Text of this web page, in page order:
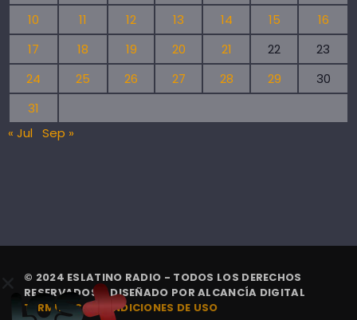
10
11 12 13 14 15
16
17
18 19 20 21 22
23
24
25 26 27 28 29
30
31
« Jul
Sep »
© 2024 ESLATINO RADIO - TODOS LOS DERECHOS
RESERVADOS. | DISEÑADO PORALCANCÍA DIGITAL
TÉRMINOS Y CONDICIONES DE USO